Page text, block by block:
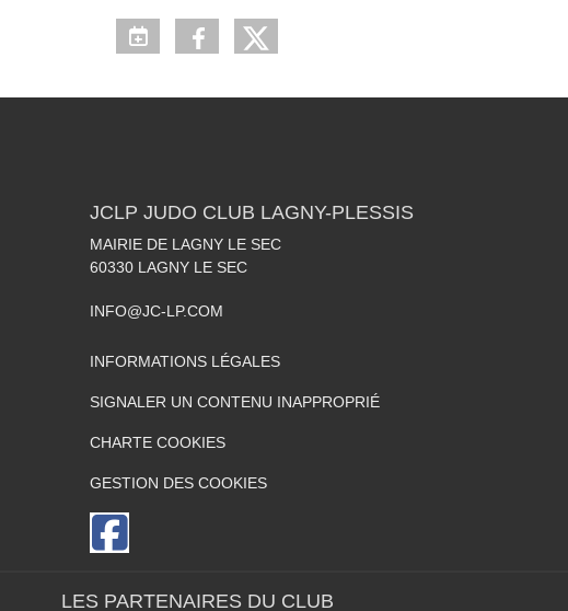
JCLP JUDO CLUB LAGNY-PLESSIS
MAIRIE DE LAGNY LE SEC
60330 LAGNY LE SEC
INFO@JC-LP.COM
INFORMATIONS LÉGALES
SIGNALER UN CONTENU INAPPROPRIÉ
CHARTE COOKIES
GESTION DES COOKIES
LES PARTENAIRES DU CLUB